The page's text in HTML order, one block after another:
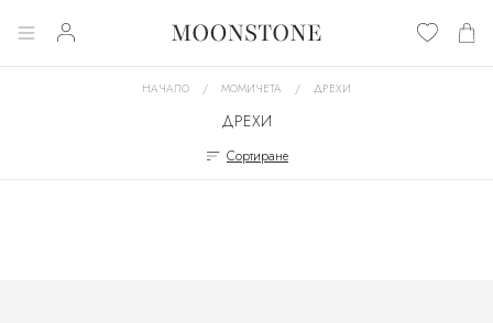
НАЧАЛО МОМИЧЕТА ДРЕХИ
ДРЕХИ
Сортиране